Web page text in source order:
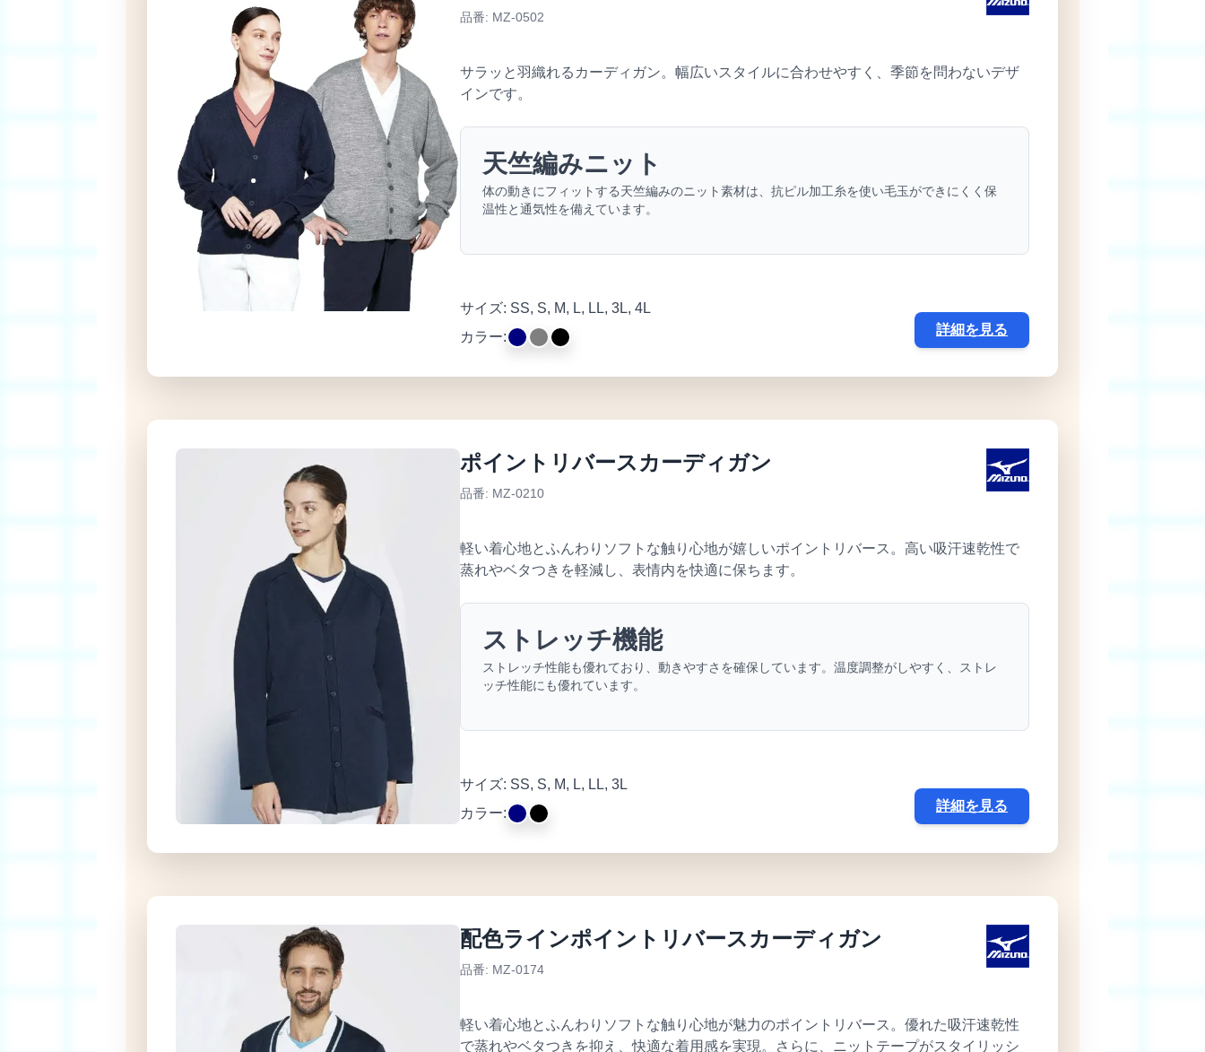
品番: MZ-0502
サラッと羽織れるカーディガン。幅広いスタイルに合わせやすく、季節を問わないデザ
インです。
天竺編みニット
体の動きにフィットする天竺編みのニット素材は、抗ピル加工糸を使い毛玉ができにくく保
温性と通気性を備えています。
サイズ: SS, S, M, L, LL, 3L, 4L
カラー:
詳細を見る
ポイントリバースカーディガン
品番: MZ-0210
軽い着心地とふんわりソフトな触り心地が嬉しいポイントリバース。高い吸汗速乾性で
蒸れやベタつきを軽減し、表情内を快適に保ちます。
ストレッチ機能
ストレッチ性能も優れており、動きやすさを確保しています。温度調整がしやすく、ストレ
ッチ性能にも優れています。
サイズ: SS, S, M, L, LL, 3L
カラー:
詳細を見る
配色ラインポイントリバースカーディガン
品番: MZ-0174
軽い着心地とふんわりソフトな触り心地が魅力のポイントリバース。優れた吸汗速乾性
で蒸れやベタつきを抑え、快適な着用感を実現。さらに、ニットテープがスタイリッシ